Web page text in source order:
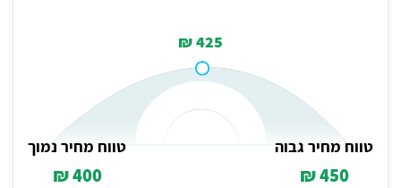
425 ₪
טווח מחיר גבוה
450 ₪
טווח מחיר נמוך
400 ₪